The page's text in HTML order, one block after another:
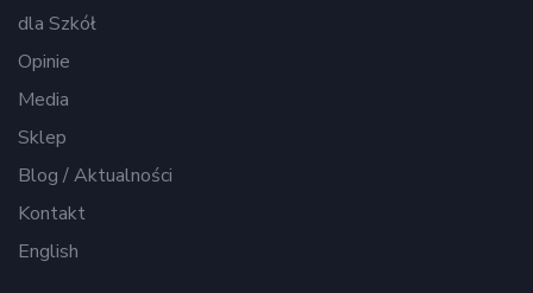
dla Szkół
Opinie
Media
Sklep
Blog / Aktualności
Kontakt
English